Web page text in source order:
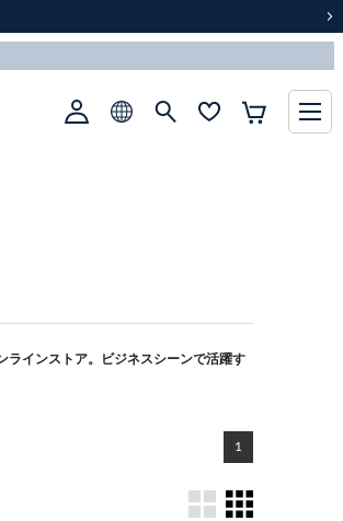
ラインストア。ビジネスシーンで活躍す
1